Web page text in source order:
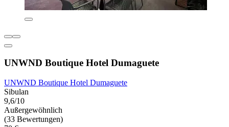
UNWND Boutique Hotel Dumaguete
UNWND Boutique Hotel Dumaguete
Sibulan
9,6/10
Außergewöhnlich
(33 Bewertungen)